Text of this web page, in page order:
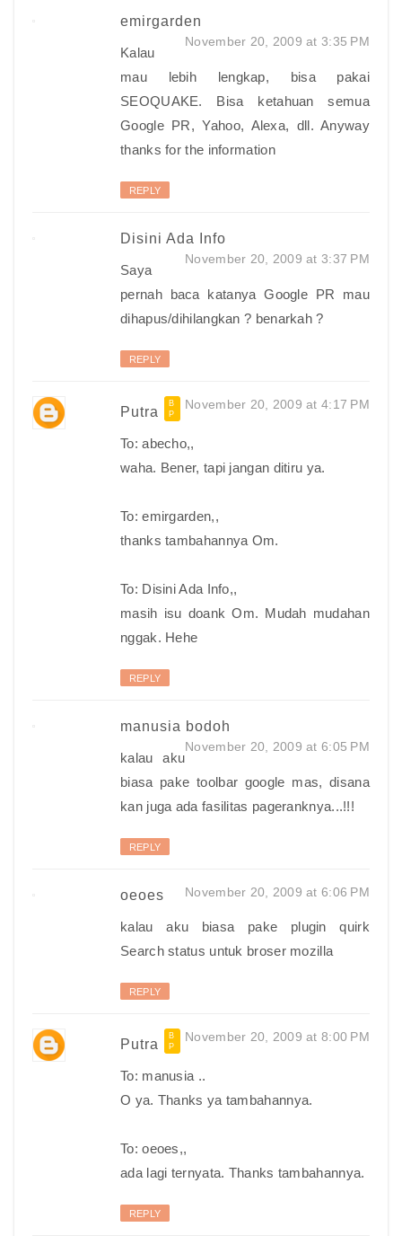
emirgarden
November 20, 2009 at 3:35 PM
Kalau
mau lebih lengkap, bisa pakai
SEOQUAKE. Bisa ketahuan semua
Google PR, Yahoo, Alexa, dll. Anyway
thanks for the information
REPLY
Disini Ada Info
November 20, 2009 at 3:37 PM
Saya
pernah baca katanya Google PR mau
dihapus/dihilangkan ? benarkah ?
REPLY
Putra November 20, 2009 at 4:17 PM
To: abecho,,
waha. Bener, tapi jangan ditiru ya.
To: emirgarden,,
thanks tambahannya Om.
To: Disini Ada Info,,
masih isu doank Om. Mudah mudahan
nggak. Hehe
REPLY
manusia bodoh
November 20, 2009 at 6:05 PM
kalau aku
biasa pake toolbar google mas, disana
kan juga ada fasilitas pageranknya...!!!
REPLY
oeoes November 20, 2009 at 6:06 PM
kalau aku biasa pake plugin quirk
Search status untuk broser mozilla
REPLY
Putra November 20, 2009 at 8:00 PM
To: manusia ..
O ya. Thanks ya tambahannya.
To: oeoes,,
ada lagi ternyata. Thanks tambahannya.
REPLY